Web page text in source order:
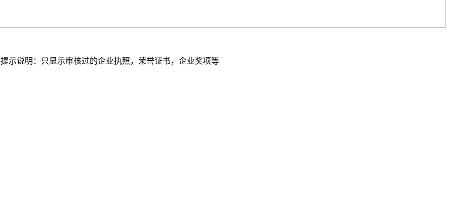
提示说明：只显示审核过的企业执照，荣誉证书，企业奖项等